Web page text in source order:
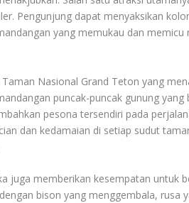
Pengunjung dapat menyaksikan
yang memukau dan
Nasional Grand Teton yang
puncak-puncak gunung
pesona tersendiri pada
dan kedamaian di setiap sudut
juga memberikan kesempatan untuk
bison yang menggembala, rusa